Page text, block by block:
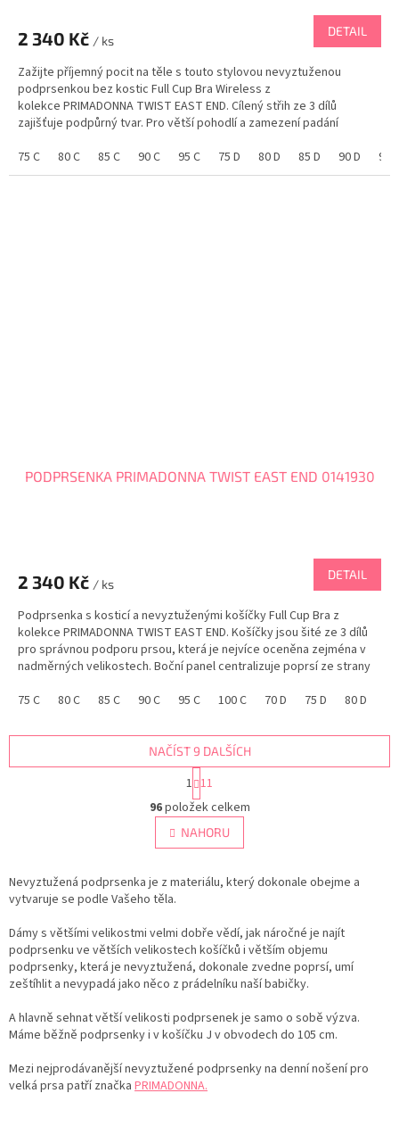
2 340 Kč / ks
DETAIL
Zažijte příjemný pocit na těle s touto stylovou nevyztuženou
podprsenkou bez kostic Full Cup Bra Wireless z
kolekce PRIMADONNA TWIST EAST END. Cílený střih ze 3 dílů
zajišťuje podpůrný tvar. Pro větší pohodlí a zamezení padání
75 C
80 C 85 C 90 C 95 C 75 D 80 D 85 D 90 D 95
PODPRSENKA PRIMADONNA TWIST EAST END 0141930
2 340 Kč / ks
DETAIL
Podprsenka s kosticí a nevyztuženými košíčky Full Cup Bra z
kolekce PRIMADONNA TWIST EAST END. Košíčky jsou šité ze 3 dílů
pro správnou podporu prsou, která je nejvíce oceněna zejména v
nadměrných velikostech. Boční panel centralizuje poprsí ze strany
75 C
80 C 85 C 90 C 95 C 100 C 70 D 75 D 80 D
O
v
l
á
a
p
r
v
k
v
ý
i
s
NAČÍST 9 DALŠÍCH
S
t
r
á
n
k
v
1 11
96položek celkem
NAHORU
Nevyztužená podprsenka je z materiálu, který dokonale obejme a
vytvaruje se podle Vašeho těla.
Dámy s většími velikostmi velmi dobře vědí, jak náročné je najít
podprsenku ve větších velikostech košíčků i větším objemu
podprsenky, která je nevyztužená, dokonale zvedne poprsí, umí
zeštíhlit a nevypadá jako něco z prádelníku naší babičky.
A hlavně sehnat větší velikosti podprsenek je samo o sobě výzva.
Máme běžně podprsenky i v košíčku J v obvodech do 105 cm.
Mezi nejprodávanější nevyztužené podprsenky na denní nošení pro
velká prsa patří značka PRIMADONNA.